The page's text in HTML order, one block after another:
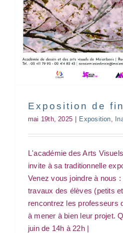
Exposition de fin
mai 19th, 2025 Exposition
L'académie des Arts
invite à sa traditionnelle
Venez vous joindre à nous
travaux des élèves (petits
rencontrez les professeurs
à mener à bien leur projet.
juin de 14h à 22h |
Exposition |
l’atelier
Exposition